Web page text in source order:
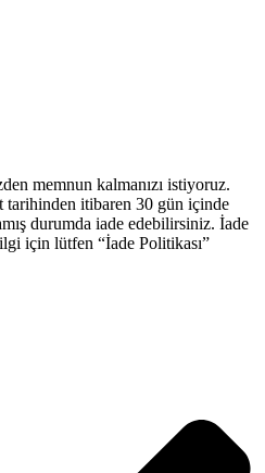
memnun kalmanızı istiyoruz.
tarihinden itibaren 30 gün içinde
durumda iade edebilirsiniz. İade
için lütfen “İade Politikası”